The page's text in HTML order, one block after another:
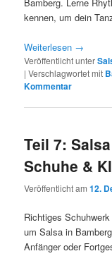
kennen, um dein
Weiterlesen →
Veröffentlicht unter
|Verschlagwortet mit
Kommentar
Teil 7:
Schuhe &
Veröffentlicht am12.
Richtiges
um Salsa in
Anfänger oder